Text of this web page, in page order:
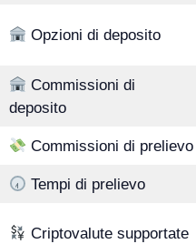
Opzioni di deposito
Commissioni di
deposito
Commissioni di prelievo
Tempi di prelievo
Criptovalute supportate